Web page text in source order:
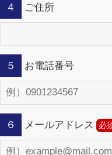
４ ご住所
５ お電話番号
６ メールアドレス